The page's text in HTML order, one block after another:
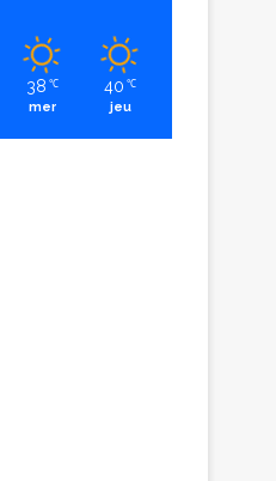
38 ℃
mer
40 ℃
jeu